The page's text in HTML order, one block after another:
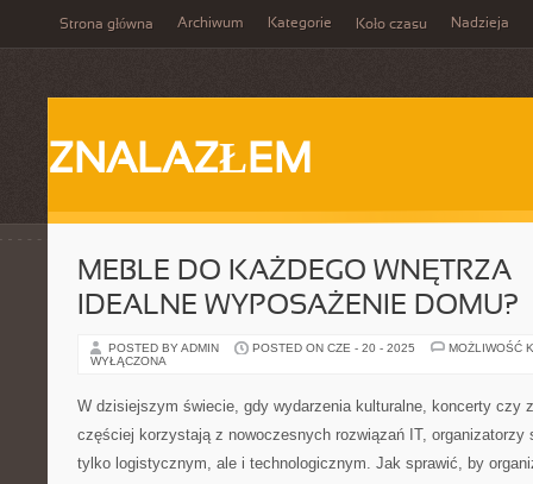
Strona główna Archiwum Kategorie Koło czasu Nadzieja
ZNALAZŁEM
MEBLE DO KAŻDEGO WNĘTRZA
IDEALNE WYPOSAŻENIE DOMU?
POSTED BY ADMIN POSTED ON CZE - 20 - 2025
MOŻLIWOŚĆ
WYŁĄCZONA
W dzisiejszym świecie, gdy wydarzenia kulturalne, koncerty czy
częściej korzystają z nowoczesnych rozwiązań IT, organizatorzy
tylko logistycznym, ale i technologicznym. Jak sprawić, by